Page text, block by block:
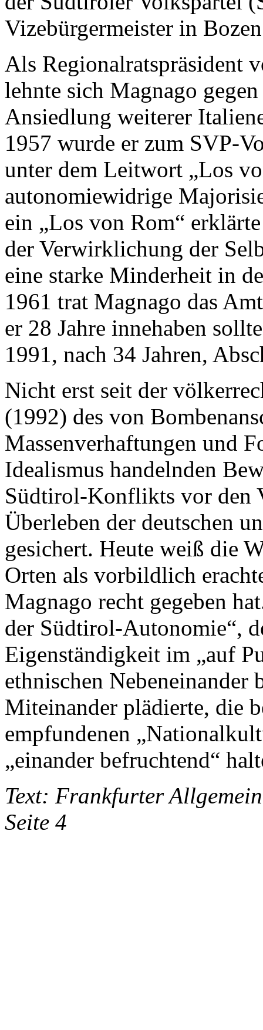
Vizebürgermeister in
Als Regionalratspräsident
lehnte sich Magnago
Ansiedlung weiterer
1957 wurde er zum SVP-
unter dem Leitwort „Los
autonomiewidrige
ein „Los von Rom“
der Verwirklichung der
eine starke Minderheit in
1961 trat Magnago das
er 28 Jahre innehaben
1991, nach 34 Jahren,
Nicht erst seit der
(1992) des von
Massenverhaftungen und
Idealismus handelnden
Südtirol-Konflikts vor den
Überleben der deutschen
gesichert. Heute weiß die
Orten als vorbildlich
Magnago recht gegeben
der Südtirol-Autonomie“,
Eigenständigkeit im „auf
ethnischen
Miteinander plädierte, die
empfundenen
„einander befruchtend“
Text: Frankfurter
Seite 4